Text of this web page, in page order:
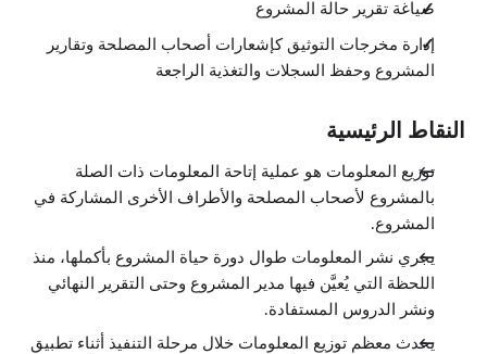
صياغة تقرير حالة المشروع
إدارة مخرجات التوثيق كإشعارات أصحاب المصلحة وتقارير
المشروع وحفظ السجلات والتغذية الراجعة
النقاط الرئيسية
توزيع المعلومات هو عملية إتاحة المعلومات ذات الصلة
بالمشروع لأصحاب المصلحة والأطراف الأخرى المشاركة في
المشروع.
يجري نشر المعلومات طوال دورة حياة المشروع بأكملها، منذ
اللحظة التي يُعيَّن فيها مدير المشروع وحتى التقرير النهائي
ونشر الدروس المستفادة.
يحدث معظم توزيع المعلومات خلال مرحلة التنفيذ أثناء تطبيق